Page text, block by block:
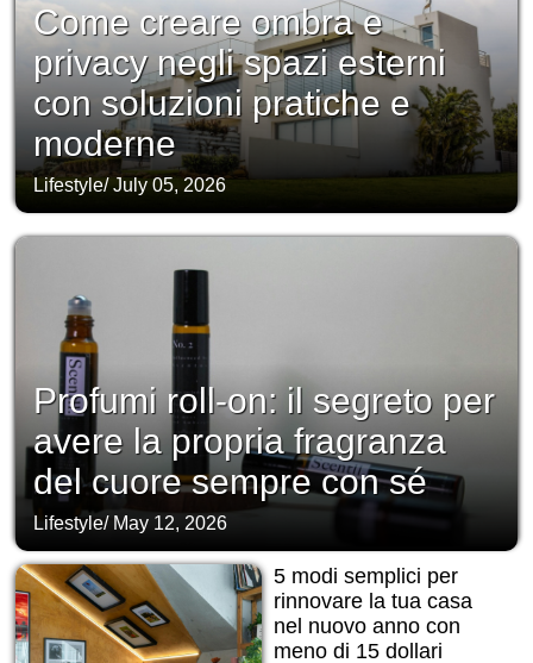
Come creare ombra e
privacy negli spazi esterni
con soluzioni pratiche e
moderne
Lifestyle/July 05, 2026
Profumi roll-on: il segreto per
avere la propria fragranza
del cuore sempre con sé
Lifestyle/ May 12, 2026
5 modi semplici per
rinnovare la tua casa
nel nuovo anno con
meno di 15 dollari